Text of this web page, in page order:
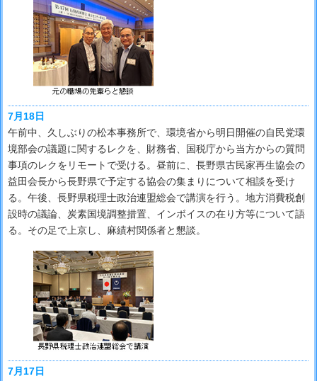
7月18日
午前中、久しぶりの松本事務所で、環境省から明日開催の自民党環
境部会の議題に関するレクを、財務省、国税庁から当方からの質問
事項のレクをリモートで受ける。昼前に、長野県古民家再生協会の
益田会長から長野県で予定する協会の集まりについて相談を受け
る。午後、長野県税理士政治連盟総会で講演を行う。地方消費税創
設時の議論、炭素国境調整措置、インボイスの在り方等について語
る。その足で上京し、麻績村関係者と懇談。
7月17日